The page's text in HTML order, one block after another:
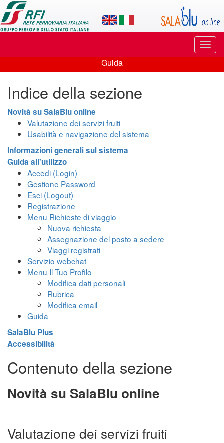
Applicazione
SalaBlu
Online
di
Rete
Ferroviaria
Italiana
di
Guida
Guida
Indice della sezione
Novità su SalaBlu online
Valutazione dei servizi fruiti
Usabilità e navigazione del sistema
Informazioni generali sul sistema
Guida all'utilizzo
Accedi (Login)
Gestione Password
Esci (Logout)
Registrazione
Menu Richieste di viaggio
Nuova richiesta
Assegnazione del posto a sedere
Viaggi registrati
Servizio webchat
Menu Il Tuo Profilo
Modifica dati personali
Rubrica
Modifica email
Guida
SalaBlu Plus
Accessibilità
Contenuto della sezione
Novità su SalaBlu online
Valutazione dei servizi fruiti